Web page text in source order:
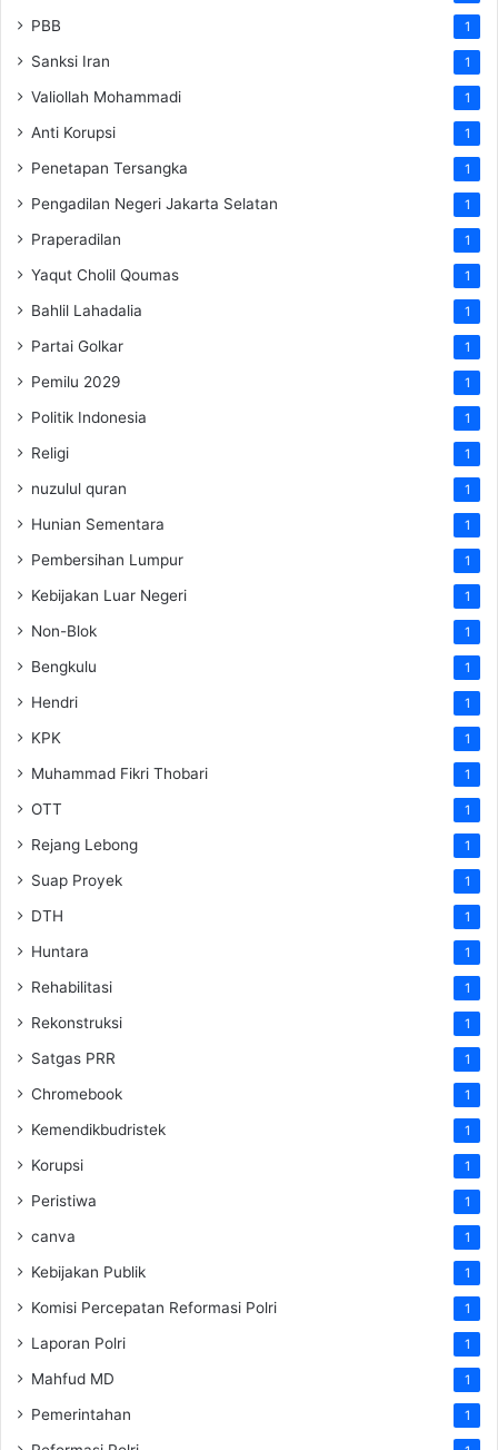
PBB 1
Sanksi Iran 1
Valiollah Mohammadi 1
Anti Korupsi 1
Penetapan Tersangka 1
Pengadilan Negeri Jakarta Selatan 1
Praperadilan 1
Yaqut Cholil Qoumas 1
Bahlil Lahadalia 1
Partai Golkar 1
Pemilu 2029 1
Politik Indonesia 1
Religi 1
nuzulul quran 1
Hunian Sementara 1
Pembersihan Lumpur 1
Kebijakan Luar Negeri 1
Non-Blok 1
Bengkulu 1
Hendri 1
KPK 1
Muhammad Fikri Thobari 1
OTT 1
Rejang Lebong 1
Suap Proyek 1
DTH 1
Huntara 1
Rehabilitasi 1
Rekonstruksi 1
Satgas PRR 1
Chromebook 1
Kemendikbudristek 1
Korupsi 1
Peristiwa 1
canva 1
Kebijakan Publik 1
Komisi Percepatan Reformasi Polri 1
Laporan Polri 1
Mahfud MD 1
Pemerintahan 1